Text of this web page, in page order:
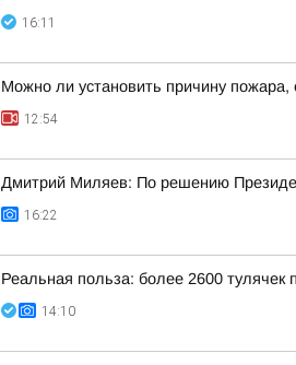
16:11
Можно ли установить причину
12:54
Дмитрий Миляев: По решению
16:22
Реальная польза: более 2600
14:10